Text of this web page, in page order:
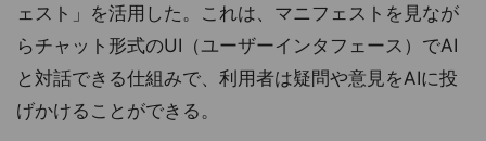
ェスト」を活用した。これは、マニフェストを見なが
らチャット形式のUI（ユーザーインタフェース）でAI
と対話できる仕組みで、利用者は疑問や意見をAIに投
げかけることができる。